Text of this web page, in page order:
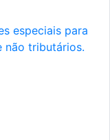
especiais para
não tributários.